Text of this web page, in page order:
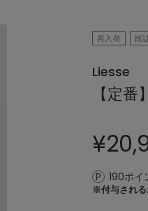
再入荷 雑
Liesse
【定
¥
190ポイ
※付与される